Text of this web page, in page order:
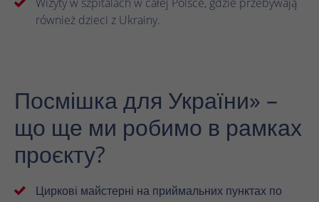
również dzieci z Ukrainy.
Посмішка для України» –
що ще ми робимо в рамках
проєкту?
Циркові майстерні на приймальних пунктах по